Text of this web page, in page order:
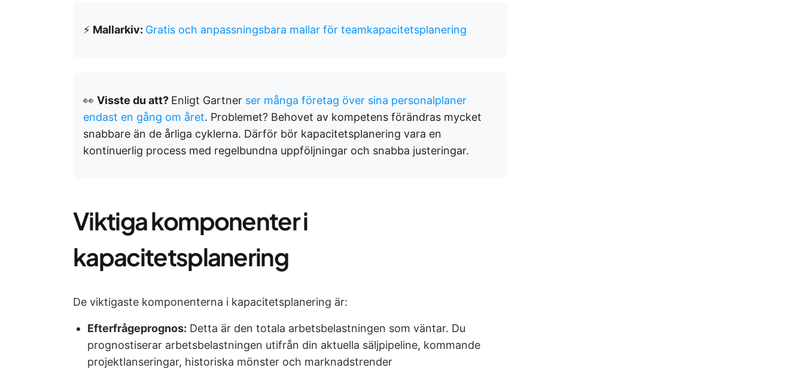
⚡ Mallarkiv: Gratis och anpassningsbara mallar för teamkapacitetsplanering
👀 Visste du att? Enligt Gartner ser många företag över sina personalplaner
endast en gång om året. Problemet? Behovet av kompetens förändras mycket
snabbare än de årliga cyklerna. Därför bör kapacitetsplanering vara en
kontinuerlig process med regelbundna uppföljningar och snabba justeringar.
Viktiga komponenter i
kapacitetsplanering
De viktigaste komponenterna i kapacitetsplanering är:
Efterfrågeprognos: Detta är den totala arbetsbelastningen som väntar. Du
prognostiserar arbetsbelastningen utifrån din aktuella säljpipeline, kommande
projektlanseringar, historiska mönster och marknadstrender